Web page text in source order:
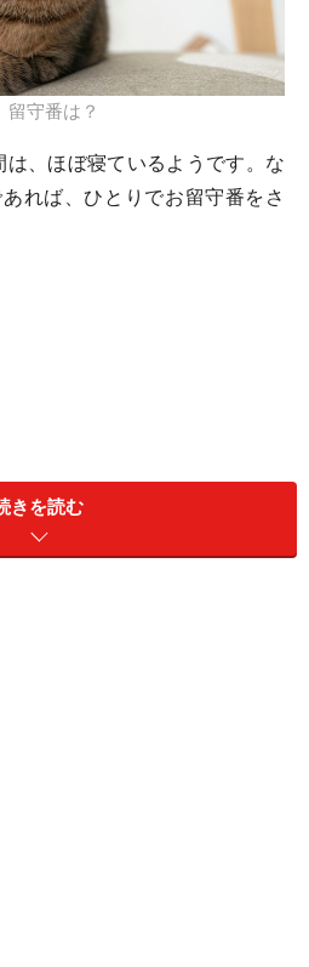
守番は？
、ほぼ寝ているようです。な
れば、ひとりでお留守番をさ
きを読む